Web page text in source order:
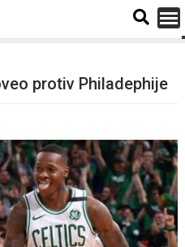
protiv Philadephije